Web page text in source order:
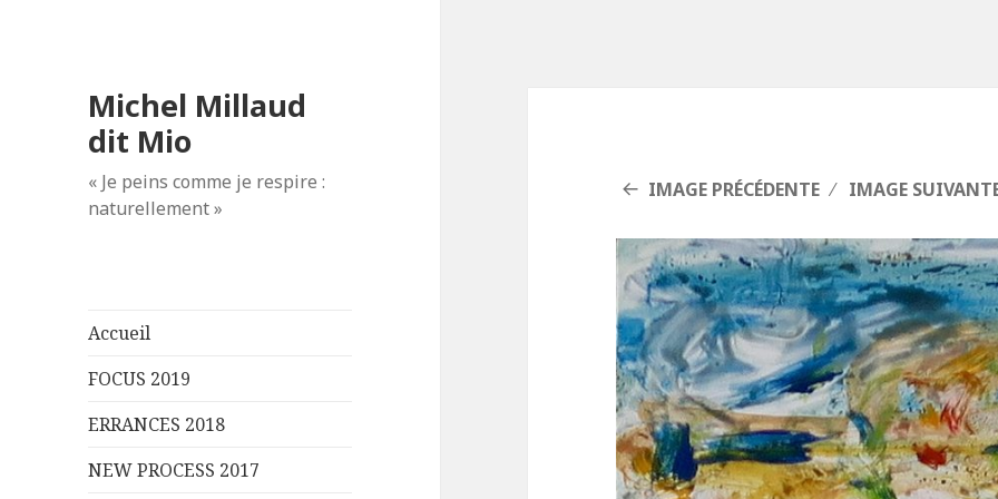
Michel Millaud
dit Mio
« Je peins comme je respire :
naturellement »
Accueil
FOCUS 2019
ERRANCES 2018
NEW PROCESS 2017
IMAGE PRÉCÉDENTE IMAGE